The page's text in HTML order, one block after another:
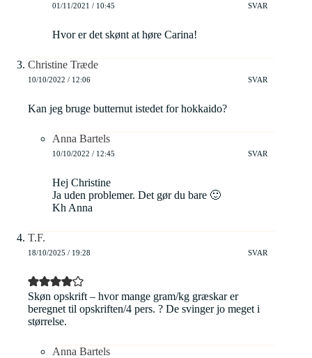
01/11/2021 / 10:45 SVAR
Hvor er det skønt at høre Carina!
Christine Træde
10/10/2022 / 12:06 SVAR
Kan jeg bruge butternut istedet for hokkaido?
Anna Bartels
10/10/2022 / 12:45 SVAR
Hej Christine
Ja uden problemer. Det gør du bare 🙂
Kh Anna
T.F.
18/10/2025 / 19:28 SVAR
Skøn opskrift – hvor mange gram/kg græskar er
beregnet til opskriften/4 pers. ? De svinger jo meget i
størrelse.
Anna Bartels